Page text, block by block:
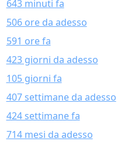
643 minuti fa
506 ore da adesso
591 ore fa
423 giorni da adesso
105 giorni fa
407 settimane da adesso
424 settimane fa
714 mesi da adesso